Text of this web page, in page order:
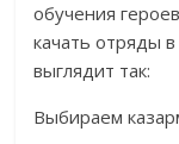
обучения
качать отряды
выглядит так:
Выбираем